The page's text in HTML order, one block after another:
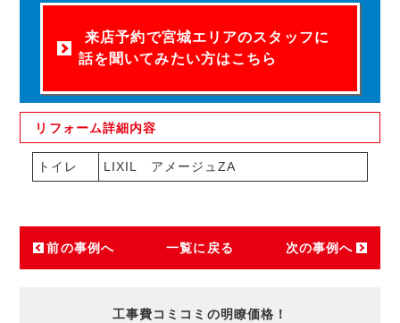
来店予約で宮城エリアのスタッフに
話を聞いてみたい方はこちら
リフォーム詳細内容
トイレ LIXIL アメージュZA
前の事例へ 一覧に戻る 次の事例へ
工事費コミコミの明瞭価格！